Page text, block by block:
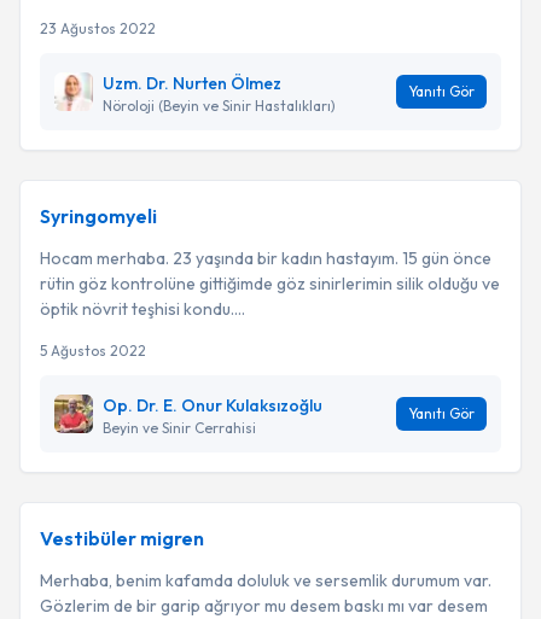
23 Ağustos 2022
Uzm. Dr. Nurten Ölmez
Nöroloji (Beyin ve Sinir Hastalıkları)
Yanıtı Gör
Syringomyeli
Hocam merhaba. 23 yaşında bir kadın hastayım. 15 gün önce
rütin göz kontrolüne gittiğimde göz sinirlerimin silik olduğu ve
öptik növrit teşhisi kondu....
5 Ağustos 2022
Op. Dr. E. Onur Kulaksızoğlu
Beyin ve Sinir Cerrahisi
Yanıtı Gör
Vestibüler migren
Merhaba, benim kafamda doluluk ve sersemlik durumum var.
Gözlerim de bir garip ağrıyor mu desem baskı mı var desem